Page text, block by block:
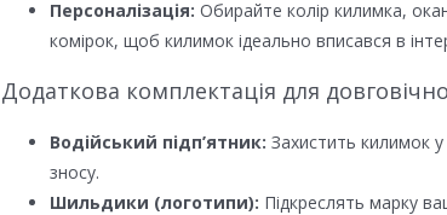
Персоналізація: Обирайте колір килимка,
комірок, щоб килимок ідеально вписався в
Додаткова комплектація для
Водійський підп’ятник: Захистить килимок у
зносу.
Шильдики (логотипи): Підкреслять марку